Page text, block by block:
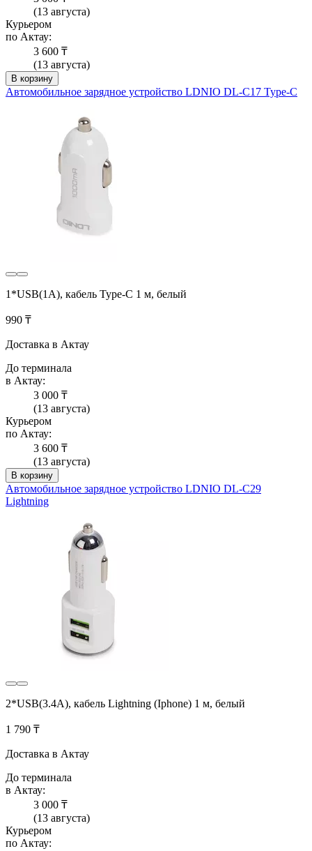
(13 августа)
Курьером
по Актау:
3 600 ₸
(13 августа)
В корзину
Автомобильное зарядное устройство LDNIO DL-C17 Type-C
1*USB(1A), кабель Type-C 1 м, белый
990 ₸
Доставка в Актау
До терминала
в Актау:
3 000 ₸
(13 августа)
Курьером
по Актау:
3 600 ₸
(13 августа)
В корзину
Автомобильное зарядное устройство LDNIO DL-C29
Lightning
2*USB(3.4A), кабель Lightning (Iphone) 1 м, белый
1 790 ₸
Доставка в Актау
До терминала
в Актау:
3 000 ₸
(13 августа)
Курьером
по Актау: